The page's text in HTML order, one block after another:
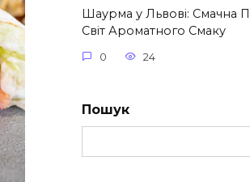
Шаурма у Львові: Смачна
Світ Ароматного Смаку
0 24
Пошук